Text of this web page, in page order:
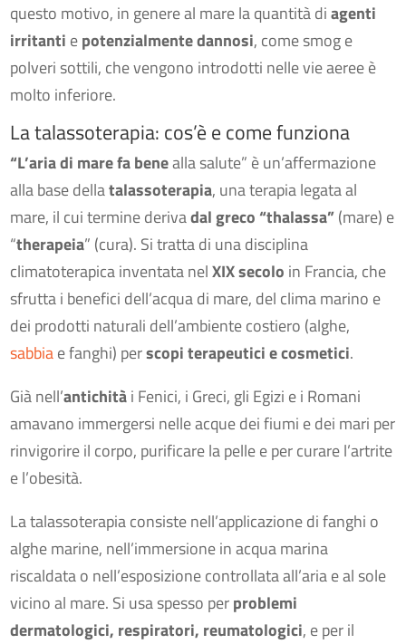
questo motivo, in genere al mare la quantità diagenti
irritanti epotenzialmente dannosi, come smog e
polveri sottili, che vengono introdotti nelle vie aeree è
molto inferiore.
La talassoterapia: cos’è e come funziona
“L’aria di mare fa benealla salute” è un’affermazione
alla base dellatalassoterapia, una terapia legata al
mare, il cui termine derivadal greco “thalassa”(mare) e
“therapeia” (cura). Si tratta di una disciplina
climatoterapica inventata nelXIX secolo in Francia, che
sfrutta i benefici dell’acqua di mare, del clima marino e
dei prodotti naturali dell’ambiente costiero (alghe,
sabbiae fanghi) perscopi terapeutici e cosmetici.
Già nell’antichitài Fenici, i Greci, gli Egizi e i Romani
amavano immergersi nelle acque dei fiumi e dei mari per
rinvigorire il corpo, purificare la pelle e per curare l’artrite
e l’obesità.
La talassoterapia consiste nell’applicazione di fanghi o
alghe marine, nell’immersione in acqua marina
riscaldata o nell’esposizione controllata all’aria e al sole
vicino al mare. Si usa spesso perproblemi
dermatologici, respiratori, reumatologici, e per il